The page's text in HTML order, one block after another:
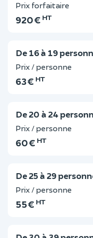
Prix forfaitaire
920 € HT
De 16 à 19
Prix / personne
63 € HT
De 20 à 24
Prix / personne
60 € HT
De 25 à 29
Prix / personne
55 € HT